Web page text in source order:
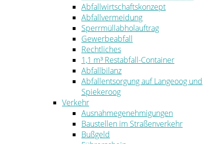
Abfallwirtschaftskonzept
Abfallvermeidung
Sperrmüllabholauftrag
Gewerbeabfall
Rechtliches
1,1 m³ Restabfall-Container
Abfallbilanz
Abfallentsorgung auf Langeoog und
Spiekeroog
Verkehr
Ausnahmegenehmigungen
Baustellen im Straßenverkehr
Bußgeld